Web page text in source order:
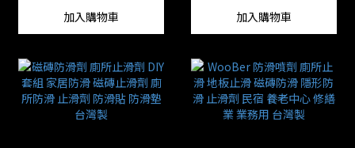
加入購物車 加入購物車